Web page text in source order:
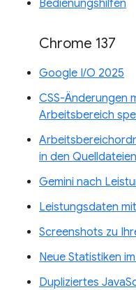
Bedienungshilfen
Chrome 137
Google I/O 2025
CSS-Änderungen
Arbeitsbereich
in den
Gemini nach
Leistungsdaten
Screenshots zu
Neue Statistiken
Dupliziertes